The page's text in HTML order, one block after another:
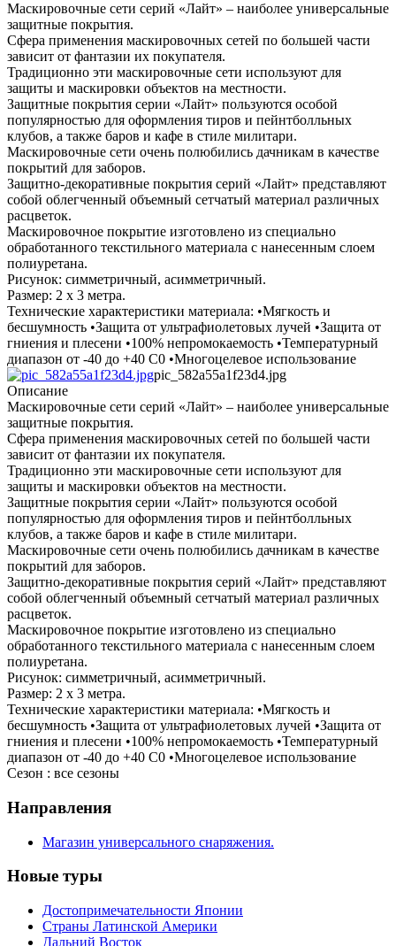
Маскировочные сети серий «Лайт» – наиболее универсальные
защитные покрытия.
Сфера применения маскировочных сетей по большей части
зависит от фантазии их покупателя.
Традиционно эти маскировочные сети используют для
защиты и маскировки объектов на местности.
Защитные покрытия серии «Лайт» пользуются особой
популярностью для оформления тиров и пейнтболльных
клубов, а также баров и кафе в стиле милитари.
Маскировочные сети очень полюбились дачникам в качестве
покрытий для заборов.
Защитно-декоративные покрытия серий «Лайт» представляют
собой облегченный объемный сетчатый материал различных
расцветок.
Маскировочное покрытие изготовлено из специально
обработанного текстильного материала с нанесенным слоем
полиуретана.
Рисунок: симметричный, асимметричный.
Размер: 2 х 3 метра.
Технические характеристики материала: •Мягкость и
бесшумность •Защита от ультрафиолетовых лучей •Защита от
гниения и плесени •100% непромокаемость •Температурный
диапазон от -40 до +40 C0 •Многоцелевое использование
pic_582a55a1f23d4.jpg
Описание
Маскировочные сети серий «Лайт» – наиболее универсальные
защитные покрытия.
Сфера применения маскировочных сетей по большей части
зависит от фантазии их покупателя.
Традиционно эти маскировочные сети используют для
защиты и маскировки объектов на местности.
Защитные покрытия серии «Лайт» пользуются особой
популярностью для оформления тиров и пейнтболльных
клубов, а также баров и кафе в стиле милитари.
Маскировочные сети очень полюбились дачникам в качестве
покрытий для заборов.
Защитно-декоративные покрытия серий «Лайт» представляют
собой облегченный объемный сетчатый материал различных
расцветок.
Маскировочное покрытие изготовлено из специально
обработанного текстильного материала с нанесенным слоем
полиуретана.
Рисунок: симметричный, асимметричный.
Размер: 2 х 3 метра.
Технические характеристики материала: •Мягкость и
бесшумность •Защита от ультрафиолетовых лучей •Защита от
гниения и плесени •100% непромокаемость •Температурный
диапазон от -40 до +40 C0 •Многоцелевое использование
Сезон : все сезоны
Направления
Магазин универсального снаряжения.
Новые туры
Достопримечательности Японии
Страны Латинской Америки
Дальний Восток